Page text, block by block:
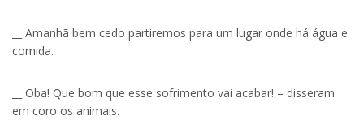
__ Amanhã bem cedo partiremos para um lugar onde há água e
comida.
__ Oba! Que bom que esse sofrimento vai acabar! – disseram
em coro os animais.